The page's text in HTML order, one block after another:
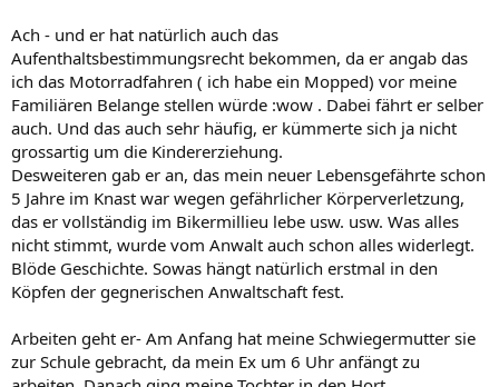
Ach - und er hat natürlich auch das
Aufenthaltsbestimmungsrecht bekommen, da er angab das
ich das Motorradfahren ( ich habe ein Mopped) vor meine
Familiären Belange stellen würde :wow . Dabei fährt er selber
auch. Und das auch sehr häufig, er kümmerte sich ja nicht
grossartig um die Kindererziehung.
Desweiteren gab er an, das mein neuer Lebensgefährte schon
5 Jahre im Knast war wegen gefährlicher Körperverletzung,
das er vollständig im Bikermillieu lebe usw. usw. Was alles
nicht stimmt, wurde vom Anwalt auch schon alles widerlegt.
Blöde Geschichte. Sowas hängt natürlich erstmal in den
Köpfen der gegnerischen Anwaltschaft fest.
Arbeiten geht er- Am Anfang hat meine Schwiegermutter sie
zur Schule gebracht, da mein Ex um 6 Uhr anfängt zu